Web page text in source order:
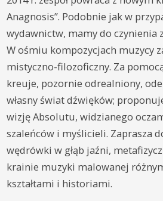
Anagnosis”. Podobnie jak w
wydawnictw, mamy do czynienia
W ośmiu kompozycjach muzycy
mistyczno-filozoficzny. Za
kreuje, pozornie odrealniony,
własny świat dźwięków;
wizję Absolutu, widzianego
szaleńców i myślicieli. Zaprasza
wędrówki w głąb jaźni,
krainie muzyki malowanej
kształtami i historiami.